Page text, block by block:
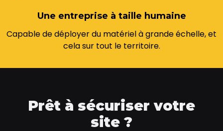
Une entreprise à taille humaine
Capable de déployer du matériel à grande échelle, et
cela sur tout le territoire.
Prêt à sécuriser votre
site ?